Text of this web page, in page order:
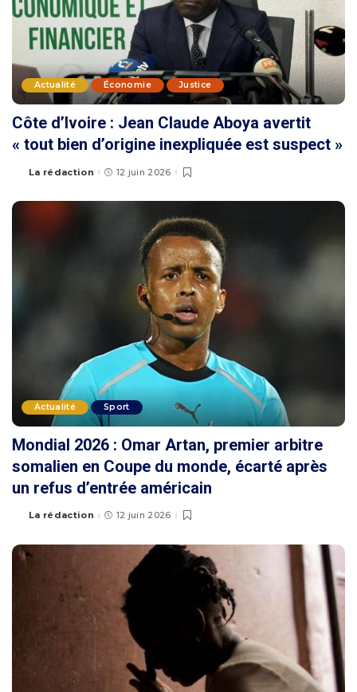
Actualité Économie Justice
Côte d’Ivoire : Jean Claude Aboya avertit
« tout bien d’origine inexpliquée est suspect »
La rédaction 12 juin 2026
Actualité Sport
Mondial 2026 : Omar Artan, premier arbitre
somalien en Coupe du monde, écarté après
un refus d’entrée américain
La rédaction 12 juin 2026